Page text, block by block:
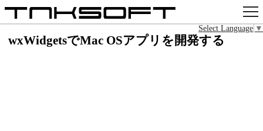
アプリ
Select Language ▼
wxWidgetsでMac OSアプリを開発する